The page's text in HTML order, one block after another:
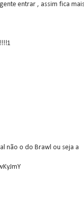
entrar , assim fica
não o do Brawl ou seja a